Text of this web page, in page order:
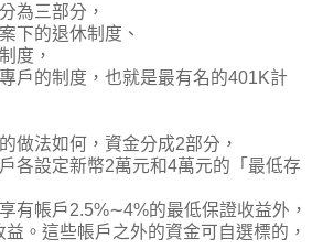
為三部分，
下的退休制度、
度，
戶的制度，也就是最有名的401K計
做法如何，資金分成2部分，
各設定新幣2萬元和4萬元的「最低存
有帳戶2.5%∼4%的最低保證收益外 ，
。這些帳戶之外的資金可自選標的，